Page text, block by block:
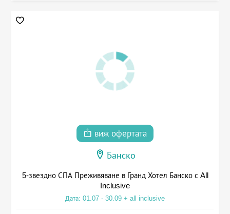
виж офертата
Банско
5-звездно СПА Преживяване в Гранд Хотел Банско с All
Inclusive
Дата: 01.07 - 30.09 + all inclusive